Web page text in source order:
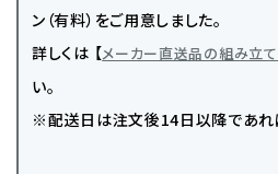
ン（有料）をご用意しました。
詳しくは 【メーカー直送品の組み立
い。
※配送日は注文後14日以降であれ